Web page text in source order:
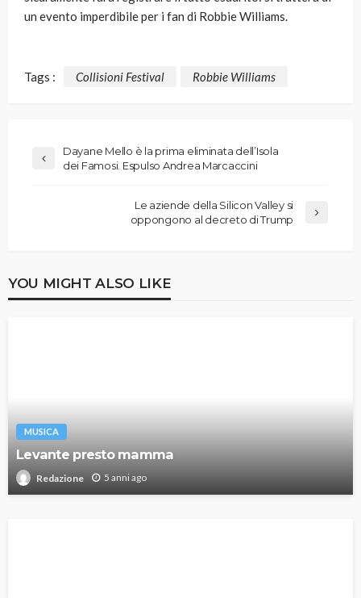
un evento imperdibile per i fan di Robbie Williams.
Tags : Collisioni Festival Robbie Williams
Dayane Mello è la prima eliminata dell’Isola
dei Famosi. Espulso Andrea Marcaccini
Le aziende della Silicon Valley si
oppongono al decreto di Trump
YOU MIGHT ALSO LIKE
MUSICA
Levante presto mamma
Redazione 5 anni ago